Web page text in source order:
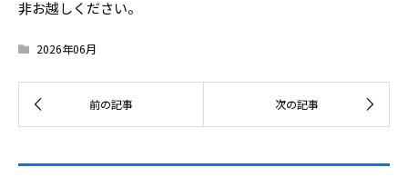
非お越しください。
2026年06月